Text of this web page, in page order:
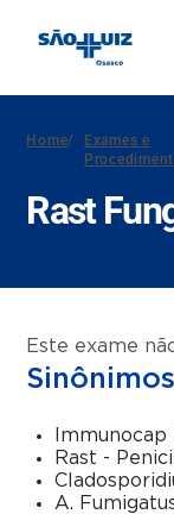
Home/
Exames e
Rast
Este exame
Sinônimos
Immunocap
Rast -
A.